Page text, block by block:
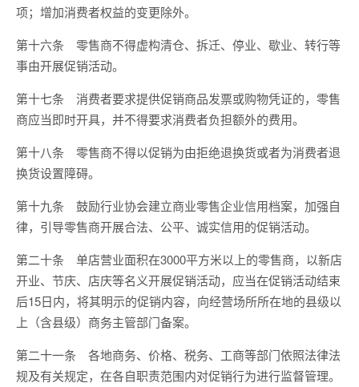
项；增加消费者权益的变更除外。
第十六条 零售商不得虚构清仓、拆迁、停业、歇业、转行等
事由开展促销活动。
第十七条 消费者要求提供促销商品发票或购物凭证的，零售
商应当即时开具，并不得要求消费者负担额外的费用。
第十八条 零售商不得以促销为由拒绝退换货或者为消费者退
换货设置障碍。
第十九条 鼓励行业协会建立商业零售企业信用档案，加强自
律，引导零售商开展合法、公平、诚实信用的促销活动。
第二十条 单店营业面积在3000平方米以上的零售商，以新店
开业、节庆、店庆等名义开展促销活动，应当在促销活动结束
后15日内，将其明示的促销内容，向经营场所所在地的县级以
上（含县级）商务主管部门备案。
第二十一条 各地商务、价格、税务、工商等部门依照法律法
规及有关规定，在各自职责范围内对促销行为进行监督管理。